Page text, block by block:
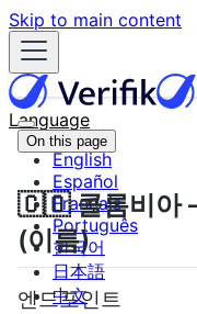
Skip to main content
Language
English
Español
Français
Português
한국어
日本語
中文
On this page
🇨🇴 콜롬비아
(이름)
엔드포인트